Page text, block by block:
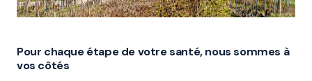
Pour chaque étape de votre santé, nous sommes à
vos côtés